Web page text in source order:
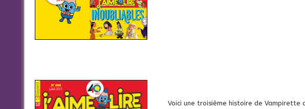
Voici une troisième histoire de Vampirette